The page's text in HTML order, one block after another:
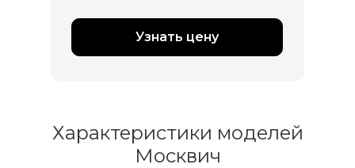
Узнать цену
Характеристики моделей
Москвич